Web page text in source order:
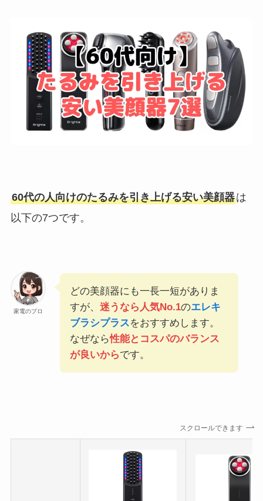
60代の人向けのたるみを引き上げる安い美顔器は
以下の7つです。
家電のプロ
どの美顔器にも一長一短がありま
すが、 迷うなら人気No.1のエレキ
ブラシプラスをおすすめします。
なぜなら性能とコスパのバランス
が良いからです。
スクロールできます